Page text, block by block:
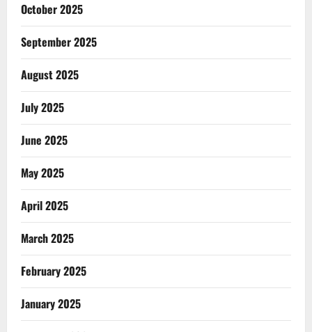
October 2025
September 2025
August 2025
July 2025
June 2025
May 2025
April 2025
March 2025
February 2025
January 2025